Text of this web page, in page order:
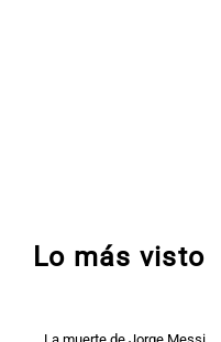
Lo más visto